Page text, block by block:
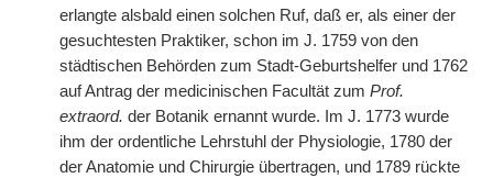
erlangte alsbald einen solchen Ruf, daß er, als einer der
gesuchtesten Praktiker, schon im J. 1759 von den
städtischen Behörden zum Stadt-Geburtshelfer und 1762
auf Antrag der medicinischen Facultät zum Prof.
extraord. der Botanik ernannt wurde. Im J. 1773 wurde
ihm der ordentliche Lehrstuhl der Physiologie, 1780 der
der Anatomie und Chirurgie übertragen, und 1789 rückte